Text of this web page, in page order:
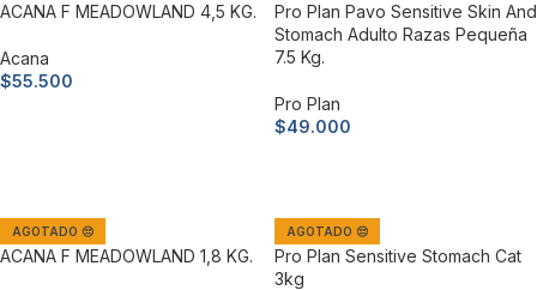
ACANA F MEADOWLAND 4,5 KG.
Acana
$55.500
Pro Plan Pavo Sensitive Skin And
Stomach Adulto Razas Pequeña
7.5 Kg.
Pro Plan
$49.000
AGOTADO 😔
ACANA F MEADOWLAND 1,8 KG.
AGOTADO 😔
Pro Plan Sensitive Stomach Cat
3kg